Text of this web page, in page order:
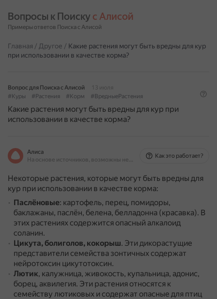
Вопросы к Поиску с Алисой
Примеры ответов Поиска с Алисой
Главная / Другое / Какие растения могут быть вредны для кур
при использовании в качестве корма?
Вопрос для Поиска с Алисой
13 июля
#Куры
#Растения #Корм #ВредныеРастения
Какие растения могут быть вредны для кур при
использовании в качестве корма?
Алиса
На основе источников, возможны неточности
Как это работает?
Некоторые растения, которые могут быть вредны для
кур при использовании в качестве корма:
Паслёновые: картофель, перец, помидоры,
баклажаны, паслён, белена, белладонна (красавка). В
этих растениях содержится опасный алкалоид
соланин.
Цикута, болиголов, кокорыш. Эти дикорастущие
представители семейства зонтичных содержат
нейротоксин цикутотоксин.
Лютик, калужница, живокость, купальница, адонис,
борец, аквилегия. Эти растения относятся к
семейству лютиковых и содержат опасные для птиц